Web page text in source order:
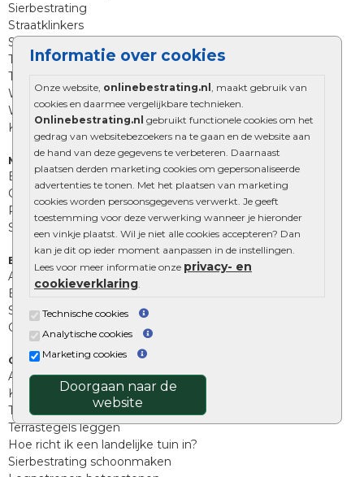
Informatie over cookies
Onze website, onlinebestrating.nl , maakt gebruik van
cookies en daarmee vergelijkbare technieken.
Onlinebestrating.nl gebruikt functionele cookies om het
gedrag van websitebezoekers na te gaan en de website aan
de hand van deze gegevens te verbeteren. Daarnaast
plaatsen derden marketing cookies om gepersonaliseerde
advertenties te tonen. Met het plaatsen van marketing
cookies worden persoonsgegevens verwerkt. Je geeft
toestemming voor deze verwerking wanneer je hieronder
een vinkje plaatst. Wil je niet alle cookies accepteren? Dan
kan je dit op ieder moment aanpassen in de instellingen.
Lees voor meer informatie onze privacy- en
cookieverklaring.
Technische cookies
Analytische cookies
Marketing cookies
Doorgaan naar de
website
Sierbestrating
Straatklinkers
Straatstenen
Trommelstenen
Tuinstenen
Waalformaat
Wildverband bestrating
Kingstones
Muurelementen
Betonbielzen
Opsluitbanden
Palissades
Stapelblokken
Extra benodigdheden
Afwatering en diversen
Beplantings en betonelementen
Split, grind en zand
Oprit tegels
Overig
Aanbiedingen
Kunstgras
Tuintegels outlet
Terrastegels leggen
Hoe richt ik een landelijke tuin in?
Sierbestrating schoonmaken